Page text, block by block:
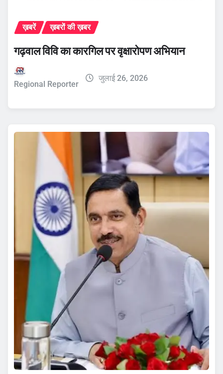
ख़बरें ख़बरों की ख़बर
गढ़वाल विवि का कारगिल पर वृक्षारोपण अभियान
Regional Reporter
जुलाई 26, 2026